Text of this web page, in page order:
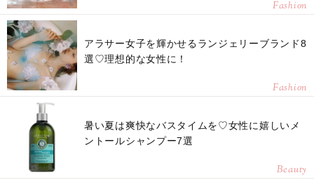
Fashion
アラサー女子を輝かせるランジェリーブランド8
選♡理想的な女性に！
Fashion
暑い夏は爽快なバスタイムを♡女性に嬉しいメ
ントールシャンプー7選
Beauty